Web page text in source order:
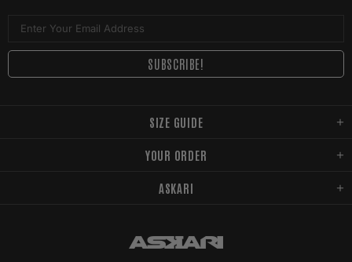
SIZE GUIDE
YOUR ORDER
ASKARI